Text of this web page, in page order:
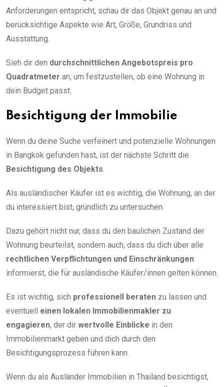
Anforderungen entspricht, schau dir das Objekt genau an und
berücksichtige Aspekte wie Art, Größe, Grundriss und
Ausstattung.
Sieh dir den durchschnittlichen Angebotspreis pro
Quadratmeter an, um festzustellen, ob eine Wohnung in
dein Budget passt.
Besichtigung der Immobilie
Wenn du deine Suche verfeinert und potenzielle Wohnungen
in Bangkok gefunden hast, ist der nächste Schritt die
Besichtigung des Objekts
Als ausländischer Käufer ist es wichtig, die Wohnung, an der
du interessiert bist, gründlich zu untersuchen.
Dazu gehört nicht nur, dass du den baulichen Zustand der
Wohnung beurteilst, sondern auch, dass du dich über alle
rechtlichen Verpflichtungen und Einschränkungen
informierst, die für ausländische Käufer/innen gelten können.
Es ist wichtig, sich professionell beraten zu lassen und
eventuell einen lokalen Immobilienmakler zu
engagieren, der dir wertvolle Einblicke in den
Immobilienmarkt geben und dich durch den
Besichtigungsprozess führen kann.
Wenn du als Ausländer Immobilien in Thailand besichtigst,